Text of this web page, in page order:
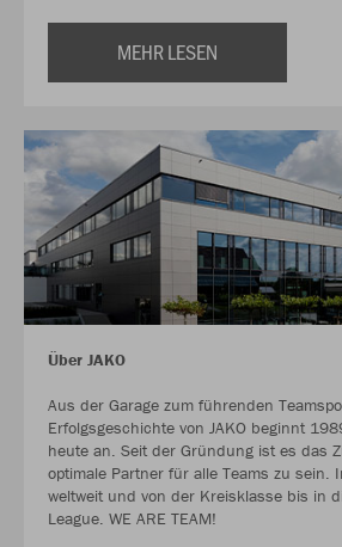
MEHR LESEN
Über JAKO
Aus der Garage zum führenden
Erfolgsgeschichte von JAKO beginnt
heute an. Seit der Gründung ist es das
optimale Partner für alle Teams zu sein.
weltweit und von der Kreisklasse bis in
League. WE ARE TEAM!